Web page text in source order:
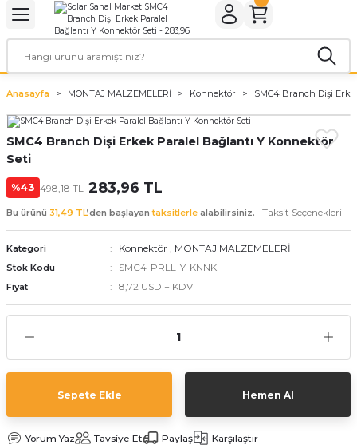
Geri Dön
Geri Dön
CİHAZLARI
Cihazları
Cihazları
Geri Dön
Geri Dön
Geri Dön
Geri Dön
Evi Paketleri
Paketleri
Anasayfa MONTAJ MALZEMELERİ Konnektör SMC4 Branch Dişi
SMC4 Branch Dişi Erkek Paralel Bağlantı Y Konnektör
Seti
%43 498,18 TL 283,96 TL
Bu ürünü 31,49 TL’den başlayantaksitlerle alabilirsiniz. Taksit Seçenekleri
Kategori Konnektör , MONTAJ MALZEMELERİ
Stok Kodu SMC4-PRLL-Y-KNNK
Fiyat 8,72 USD + KDV
Sepete Ekle Hemen Al
Yorum Yaz Tavsiye Et Paylaş Karşılaştır